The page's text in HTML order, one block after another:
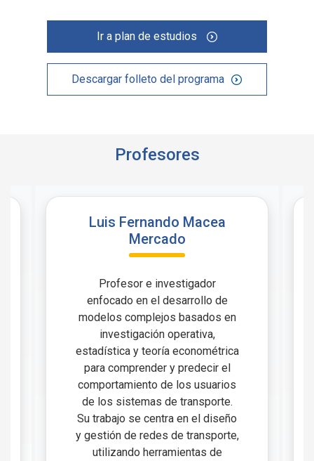
Ir a plan de estudios
Descargar folleto del programa
Profesores
Luis Fernando Macea
Mercado
Profesor e investigador
enfocado en el desarrollo de
modelos complejos basados en
investigación operativa,
estadística y teoría econométrica
para comprender y predecir el
comportamiento de los usuarios
de los sistemas de transporte.
Su trabajo se centra en el diseño
y gestión de redes de transporte,
utilizando herramientas de